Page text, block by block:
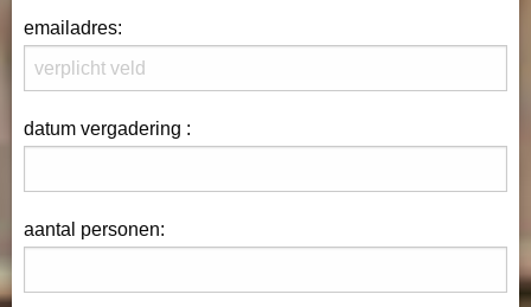
emailadres:
datum vergadering :
aantal personen: